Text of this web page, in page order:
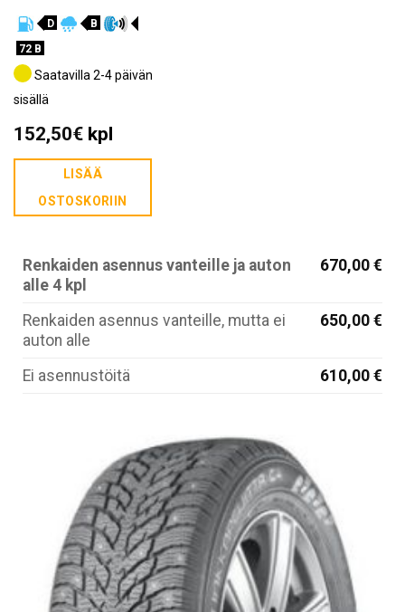
D
B
72 B
Saatavilla 2-4 päivän
sisällä
152,50€kpl
LISÄÄ
OSTOSKORIIN
Renkaiden asennus vanteille ja auton
alle 4 kpl
670,00 €
Renkaiden asennus vanteille, mutta ei
auton alle
650,00 €
Ei asennustöitä 610,00 €